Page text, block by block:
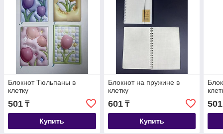
Блокнот Тюльпаны в
клетку
501 ₸
Купить
Блокнот на пружине в
клетку
601₸
Купить
501